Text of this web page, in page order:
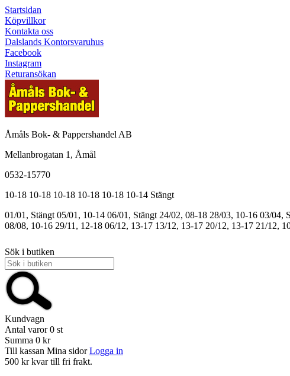
Startsidan
Köpvillkor
Kontakta oss
Dalslands Kontorsvaruhus
Facebook
Instagram
Returansökan
Åmåls Bok- & Pappershandel AB
Mellanbrogatan 1, Åmål
0532-15770
10-18 10-18 10-18 10-18 10-18 10-14 Stängt
01/01, Stängt 05/01, 10-14 06/01, Stängt 24/02, 08-18 28/03, 10-16 03/04,
08/08, 10-16 29/11, 12-18 06/12, 13-17 13/12, 13-17 20/12, 13-17 21/12,
Sök i butiken
Kundvagn
Antal varor 0 st
Summa 0 kr
Till kassan Mina sidor Logga in
500 kr kvar till fri frakt.